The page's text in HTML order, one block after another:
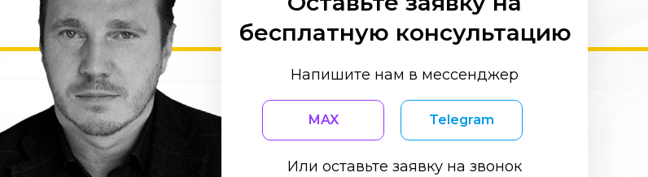
MAX
Или оставьте заявку на звонок
Telegram
Напишите нам в мессенджер
бесплатную консультацию